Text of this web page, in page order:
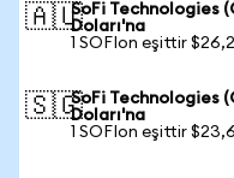
🇦🇺SoFi Technologies
Doları'na
1 SOFIon eşittir
🇸🇬SoFi Technologies
Doları'na
1 SOFIon eşittir